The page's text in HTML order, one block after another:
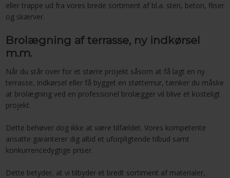
eller trappe ud fra vores brede sortiment af bl.a. sten, beton, fliser
og skærver.
Brolægning af terrasse, ny indkørsel
m.m.
Når du står over for et større projekt såsom at få lagt en ny
terrasse, indkørsel eller få bygget en støttemur, tænker du måske
at brolægning ved en professionel brolægger vil blive et kosteligt
projekt.
Dette behøver dog ikke at være tilfældet. Vores kompetente
ansatte garanterer dig altid et uforpligtende tilbud samt
konkurrencedygtige priser.
Dette betyder, at vi tilbyder et bredt sortiment af materialer,